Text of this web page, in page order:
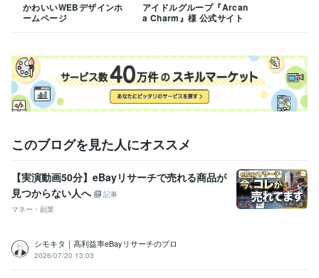
かわいいWEBデザインホ
ームページ
アイドルグループ『Arcan
a Charm』様 公式サイト
このブログを見た人にオススメ
【実演動画50分】eBayリサーチで売れる商品が
見つからない人へ
記事
マネー・副業
シモキタ｜高利益率eBayリサーチのプロ
2026/07/20 13:03